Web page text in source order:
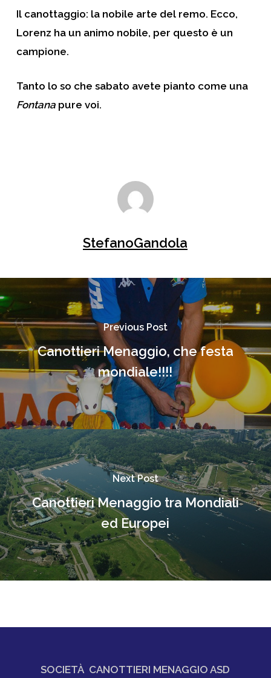
Il canottaggio: la nobile arte del remo. Ecco,
Lorenz ha un animo nobile, per questo è un
campione.
Tanto lo so che sabato avete pianto come una
Fontanapure voi.
StefanoGandola
Previous Post
Canottieri Menaggio, che festa
mondiale!!!!
Next Post
Canottieri Menaggio tra Mondiali
ed Europei
SOCIETÀ CANOTTIERI MENAGGIO ASD